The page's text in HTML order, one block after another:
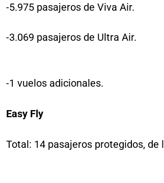
-5.975 pasajeros de Viva Air.
-3.069 pasajeros de Ultra Air.
-1 vuelos adicionales.
Easy Fly
Total: 14 pasajeros protegidos, de